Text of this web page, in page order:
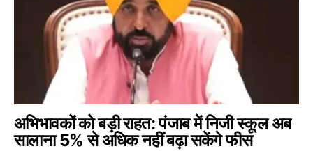
अभिभावकों को बड़ी राहत: पंजाब में निजी स्कूल अब
सालाना 5% से अधिक नहीं बढ़ा सकेंगे फीस